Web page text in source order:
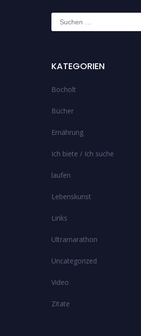
Suchen
nach:
KATEGORIEN
Bocholt
Bücher
Ernährung
Ich biete / Ich suche
laufen
Lebenskunst
Links
Ultramarathon
Uncategorized
Video
Zitate